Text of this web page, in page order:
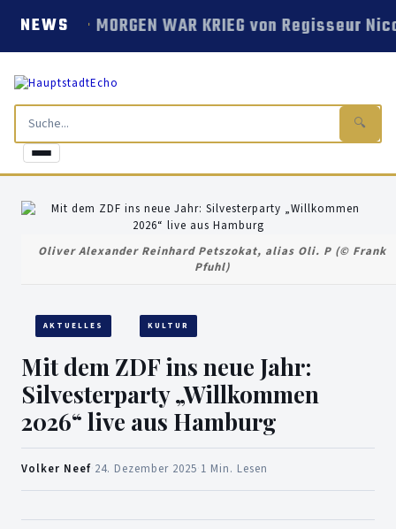
NEWS MORGEN WAR KRIEG von Regisseur
🔍
Oliver Alexander Reinhard Petszokat, alias Oli. P (© Frank
Pfuhl)
AKTUELLES KULTUR
Mit dem ZDF ins neue Jahr:
Silvesterparty „Willkommen
2026“ live aus Hamburg
Volker Neef 24. Dezember 2025 1 Min. Lesen